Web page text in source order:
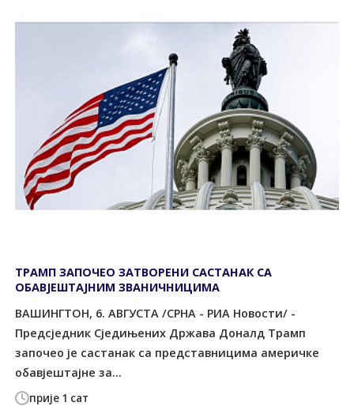
прије 1 сат
ТРАМП ЗАПОЧЕО ЗАТВОРЕНИ САСТАНАК СА
ОБАВЈЕШТАЈНИМ ЗВАНИЧНИЦИМА
ВАШИНГТОН, 6. АВГУСТА /СРНА - РИА Новости/ -
Предсједник Сједињених Држава Доналд Трамп
започео је састанак са представницима америчке
обавјештајне за...